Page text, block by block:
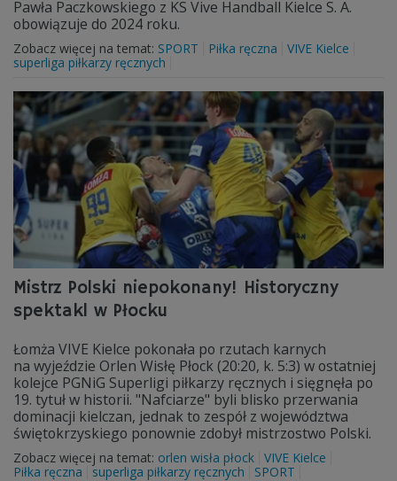
Pawła Paczkowskiego z KS Vive Handball Kielce S. A.
obowiązuje do 2024 roku.
Zobacz więcej na temat: SPORT Piłka ręczna
VIVE Kielce
superliga piłkarzy ręcznych
Mistrz Polski niepokonany! Historyczny
spektakl w Płocku
Łomża VIVE Kielce pokonała po rzutach karnych
na wyjeździe Orlen Wisłę Płock (20:20, k. 5:3) w ostatniej
kolejce PGNiG Superligi piłkarzy ręcznych i sięgnęła po
19. tytuł w historii. "Nafciarze" byli blisko przerwania
dominacji kielczan, jednak to zespół z województwa
świętokrzyskiego ponownie zdobył mistrzostwo Polski.
Zobacz więcej na temat: orlen wisła płock VIVE Kielce
Piłka ręczna
superliga piłkarzy ręcznych SPORT